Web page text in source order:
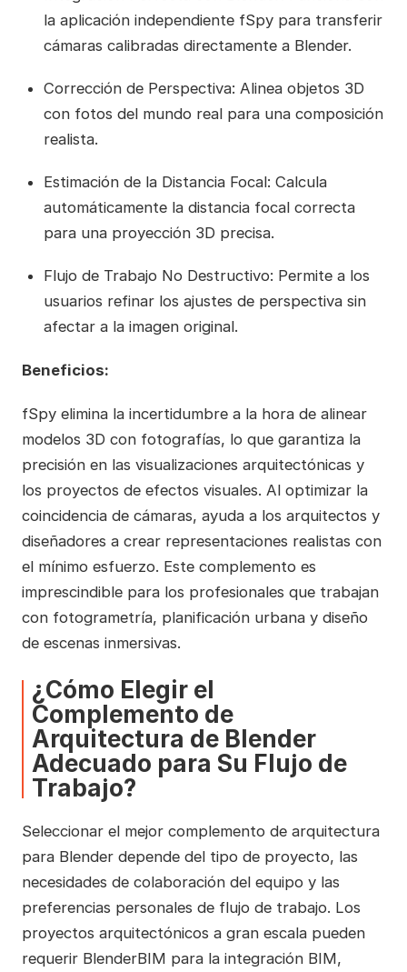
la aplicación independiente fSpy para transferir
cámaras calibradas directamente a Blender.
Corrección de Perspectiva: Alinea objetos 3D
con fotos del mundo real para una composición
realista.
Estimación de la Distancia Focal: Calcula
automáticamente la distancia focal correcta
para una proyección 3D precisa.
Flujo de Trabajo No Destructivo: Permite a los
usuarios refinar los ajustes de perspectiva sin
afectar a la imagen original.
Beneficios:
fSpy elimina la incertidumbre a la hora de alinear
modelos 3D con fotografías, lo que garantiza la
precisión en las visualizaciones arquitectónicas y
los proyectos de efectos visuales. Al optimizar la
coincidencia de cámaras, ayuda a los arquitectos y
diseñadores a crear representaciones realistas con
el mínimo esfuerzo. Este complemento es
imprescindible para los profesionales que trabajan
con fotogrametría, planificación urbana y diseño
de escenas inmersivas.
¿Cómo Elegir el
Complemento de
Arquitectura de Blender
Adecuado para Su Flujo de
Trabajo?
Seleccionar el mejor complemento de arquitectura
para Blender depende del tipo de proyecto, las
necesidades de colaboración del equipo y las
preferencias personales de flujo de trabajo. Los
proyectos arquitectónicos a gran escala pueden
requerir BlenderBIM para la integración BIM,